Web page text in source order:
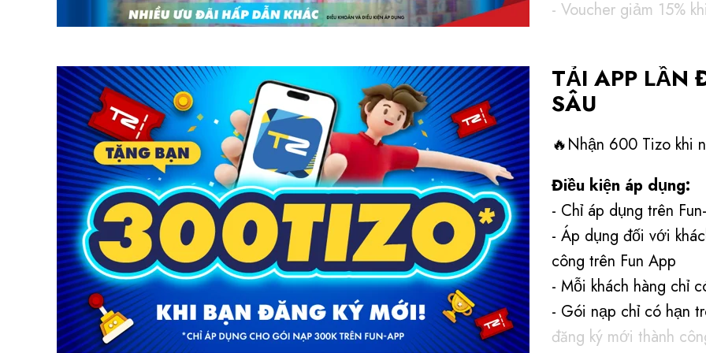
- Voucher giảm 15%​
Số lượng voucher là
sớm khi hết số lượng.
Điều khoản sử
Aeon Mall Hà Đông và
- Voucher có hạn sử
- Voucher có giá trị
- Voucher không có
thành tiền mặt.
- Timezone có quyền
trong trường hợp phát
TẢI APP LẦN
SÂU
🔥Nhận 600 Tizo khi
Điều kiện áp dụng:
- Chỉ áp dụng trên
- Áp dụng đối với
công trên Fun App
- Mỗi khách hàng chỉ
- Gói nạp chỉ có hạn
đăng ký mới thành